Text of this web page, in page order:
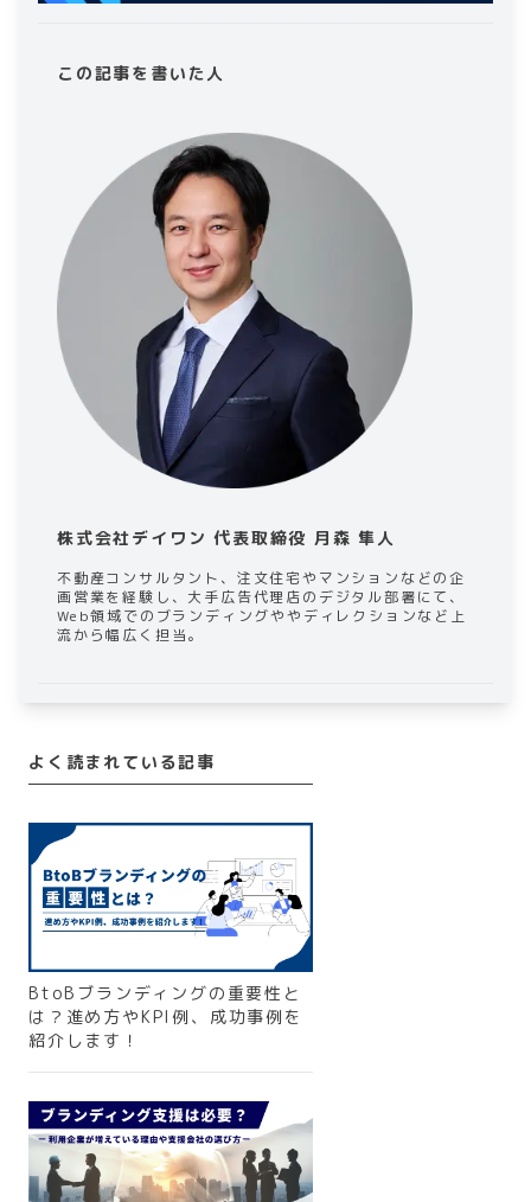
この記事を書いた人
株式会社デイワン 代表取締役 月森 隼人
不動産コンサルタント、注文住宅やマンションなどの企
画営業を経験し、大手広告代理店のデジタル部署にて、
Web領域でのブランディングややディレクションなど上
流から幅広く担当。
よく読まれている記事
BtoBブランディングの重要性と
は？進め方やKPI例、成功事例を
紹介します！